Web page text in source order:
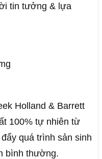
tin tưởng & lựa
Holland & Barrett
100% tự nhiên từ
quá trình sản sinh
bình thường.